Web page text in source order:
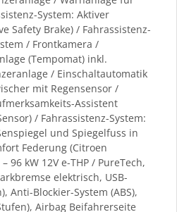
System: Aktiver
Safety Brake) / Fahrassistenz-
/ Frontkamera /
(Tempomat) inkl.
/ Einschaltautomatik
mit Regensensor /
Assistent
/ Fahrassistenz-System:
und Spiegelfuss in
Federung (Citroen
96 kW 12V e-THP / PureTech,
elektrisch, USB-
Anti-Blockier-System (ABS),
Airbag Beifahrerseite